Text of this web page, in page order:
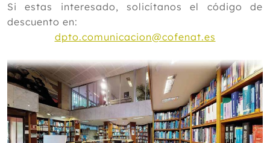
Si estas interesado, solicítanos el código de
descuento en:
dpto.comunicacion@cofenat.es